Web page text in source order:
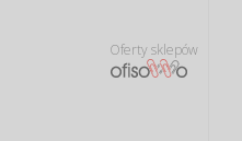
Oferty sklepów